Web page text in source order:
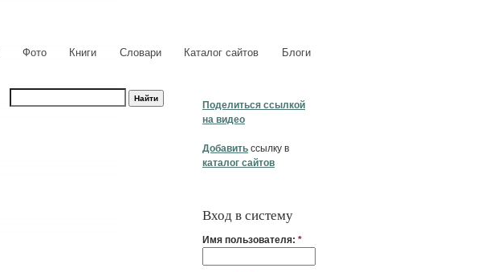
Фото Книги Словари Каталог сайтов Блоги
Поделиться ссылкой
на видео
Добавить ссылку в
каталог сайтов
Вход в систему
Имя пользователя: *